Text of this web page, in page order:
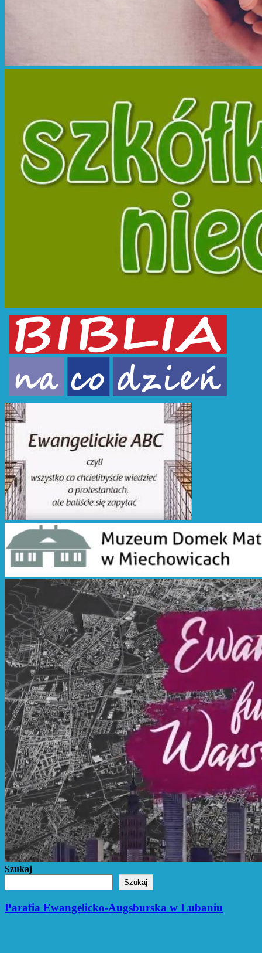
Szukaj
Szukaj
Parafia Ewangelicko-Augsburska w Lubaniu